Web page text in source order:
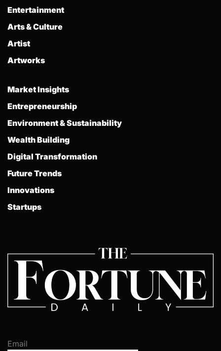
Entertainment
Arts & Culture
Artist
Artworks
Market Insights
Entrepreneurship
Environment & Sustainability
Wealth Building
Digital Transformation
Future Trends
Innovations
Startups
Email